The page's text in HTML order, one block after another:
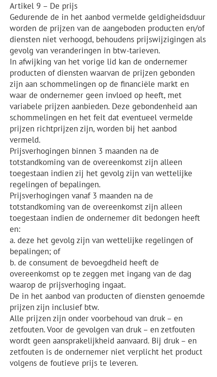
Artikel 9 – De prijs
Gedurende de in het aanbod vermelde geldigheidsduur
worden de prijzen van de aangeboden producten en/of
diensten niet verhoogd, behoudens prijswijzigingen als
gevolg van veranderingen in btw-tarieven.
In afwijking van het vorige lid kan de ondernemer
producten of diensten waarvan de prijzen gebonden
zijn aan schommelingen op de financiële markt en
waar de ondernemer geen invloed op heeft, met
variabele prijzen aanbieden. Deze gebondenheid aan
schommelingen en het feit dat eventueel vermelde
prijzen richtprijzen zijn, worden bij het aanbod
vermeld.
Prijsverhogingen binnen 3 maanden na de
totstandkoming van de overeenkomst zijn alleen
toegestaan indien zij het gevolg zijn van wettelijke
regelingen of bepalingen.
Prijsverhogingen vanaf 3 maanden na de
totstandkoming van de overeenkomst zijn alleen
toegestaan indien de ondernemer dit bedongen heeft
en:
a. deze het gevolg zijn van wettelijke regelingen of
bepalingen; of
b. de consument de bevoegdheid heeft de
overeenkomst op te zeggen met ingang van de dag
waarop de prijsverhoging ingaat.
De in het aanbod van producten of diensten genoemde
prijzen zijn inclusief btw.
Alle prijzen zijn onder voorbehoud van druk – en
zetfouten. Voor de gevolgen van druk – en zetfouten
wordt geen aansprakelijkheid aanvaard. Bij druk – en
zetfouten is de ondernemer niet verplicht het product
volgens de foutieve prijs te leveren.